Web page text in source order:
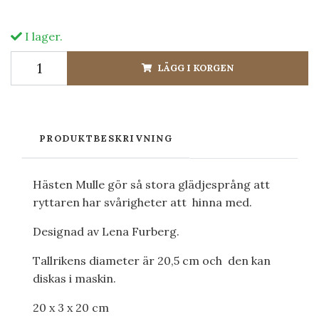
I lager.
LÄGG I KORGEN
PRODUKTBESKRIVNING
Hästen Mulle gör så stora glädjesprång att
ryttaren har svårigheter att hinna med.
Designad av Lena Furberg.
Tallrikens diameter är 20,5 cm och den kan
diskas i maskin.
20 x 3 x 20 cm